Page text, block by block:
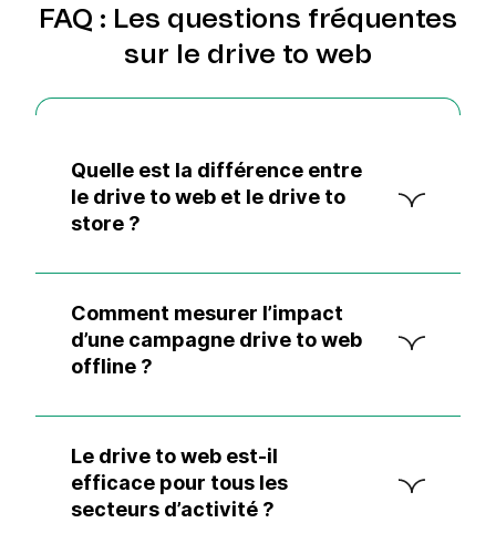
FAQ : Les questions fréquentes
sur le drive to web
Quelle est la différence entre
le drive to web et le drive to
store ?
consommateurs vers un site internet,
tandis que le drive to store a pour objectif
de les faire venir en magasin physique. Les
deux stratégies peuvent être
omnicanale.
Comment mesurer l’impact
d’une campagne drive to web
offline ?
offline, vous pouvez utiliser des techniques
comme :
Des URLs raccourcies spécifiques à
chaque support
Des codes promotionnels uniques
Le drive to web est-il
efficace pour tous les
secteurs d’activité ?